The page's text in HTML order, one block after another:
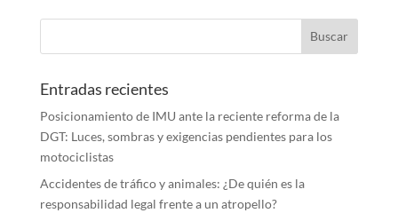
Entradas recientes
Posicionamiento de IMU ante la reciente reforma de la
DGT: Luces, sombras y exigencias pendientes para los
motociclistas
Accidentes de tráfico y animales: ¿De quién es la
responsabilidad legal frente a un atropello?